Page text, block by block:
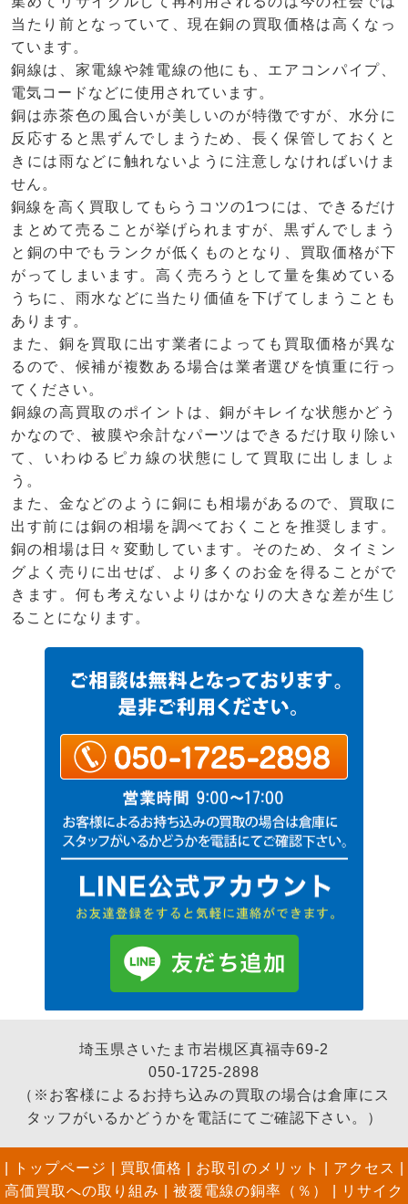
当たり前となっていて、現在銅の買取価格は高くなっ
ています。
銅線は、家電線や雑電線の他にも、エアコンパイプ、
電気コードなどに使用されています。
銅は赤茶色の風合いが美しいのが特徴ですが、水分に
反応すると黒ずんでしまうため、長く保管しておくと
きには雨などに触れないように注意しなければいけま
せん。
銅線を高く買取してもらうコツの1つには、できるだけ
まとめて売ることが挙げられますが、黒ずんでしまう
と銅の中でもランクが低くものとなり、買取価格が下
がってしまいます。高く売ろうとして量を集めている
うちに、雨水などに当たり価値を下げてしまうことも
あります。
また、銅を買取に出す業者によっても買取価格が異な
るので、候補が複数ある場合は業者選びを慎重に行っ
てください。
銅線の高買取のポイントは、銅がキレイな状態かどう
かなので、被膜や余計なパーツはできるだけ取り除い
て、いわゆるピカ線の状態にして買取に出しましょ
う。
また、金などのように銅にも相場があるので、買取に
出す前には銅の相場を調べておくことを推奨します。
銅の相場は日々変動しています。そのため、タイミン
グよく売りに出せば、より多くのお金を得ることがで
きます。何も考えないよりはかなりの大きな差が生じ
ることになります。
埼玉県さいたま市岩槻区真福寺69-2
050-1725-2898
（※お客様によるお持ち込みの買取の場合は倉庫にス
タッフがいるかどうかを電話にてご確認下さい。）
トップページ 買取価格 お取引のメリット アクセス
高価買取への取り組み
被覆電線の銅率（％） リサイク